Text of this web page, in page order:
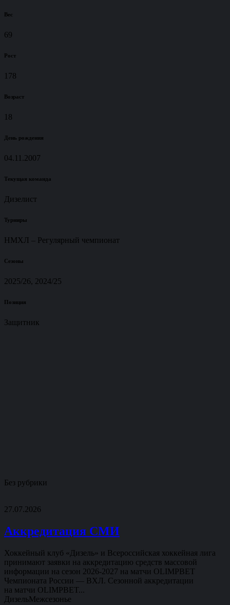
Вес
69
Рост
178
Возраст
18
День рождения
04.11.2007
Текущая команда
Дизелист
Турниры
НМХЛ – Регулярный чемпионат
Сезоны
2025/26, 2024/25
Позиция
Защитник
Без рубрики
27.07.2026
Аккредитация СМИ
Хоккейный клуб «Дизель» и Всероссийская хоккейная лига
принимают заявки на аккредитацию средств массовой
информации на сезон 2026-2027 на матчи OLIMPBET
Чемпионата России — ВХЛ. Сезонной аккредитации
на матчи OLIMPBET...
ДизельМежсезонье